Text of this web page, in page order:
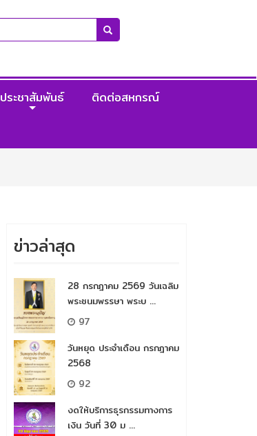
ประชาสัมพันธ์
ติดต่อสหกรณ์
ข่าวล่าสุด
28 กรกฎาคม 2569 วันเฉลิม
พระชนมพรรษา พระบ ...
97
วันหยุด ประจำเดือน กรกฎาคม
2568
92
งดให้บริการธุรกรรมทางการ
เงิน วันที่ 30 ม ...